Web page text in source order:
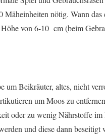
nötig. Wann
von 6-10 cm (beim
um Beikräuter, altes, nicht
um Moos zu
oder zu wenig Nährstoffe
und diese dann